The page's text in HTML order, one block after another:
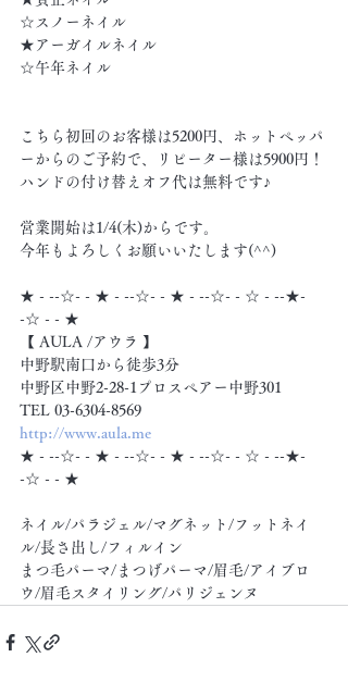
☆スノーネイル
★アーガイルネイル
☆午年ネイル
こちら初回のお客様は5200円、ホットペッパ
ーからのご予約で、リピーター様は5900円！
ハンドの付け替えオフ代は無料です♪
営業開始は1/4(木)からです。
今年もよろしくお願いいたします(^^)
★ - --☆- - ★ - --☆- - ★ - --☆- - ☆ - --★-
-☆ - - ★
【 AULA /アウラ 】
中野駅南口から徒歩3分
中野区中野2-28-1プロスペアー中野301
TEL 03-6304-8569
http://www.aula.me
★ - --☆- - ★ - --☆- - ★ - --☆- - ☆ - --★-
-☆ - - ★
ネイル/パラジェル/マグネット/フットネイ
ル/長さ出し/フィルイン
まつ毛パーマ/まつげパーマ/眉毛/アイブロ
ウ/眉毛スタイリング/パリジェンヌ